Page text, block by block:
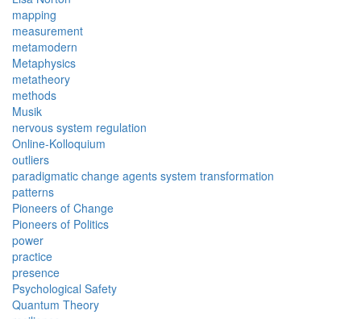
mapping
measurement
metamodern
Metaphysics
metatheory
methods
Musik
nervous system regulation
Online-Kolloquium
outliers
paradigmatic change agents system transformation
patterns
Pioneers of Change
Pioneers of Politics
power
practice
presence
Psychological Safety
Quantum Theory